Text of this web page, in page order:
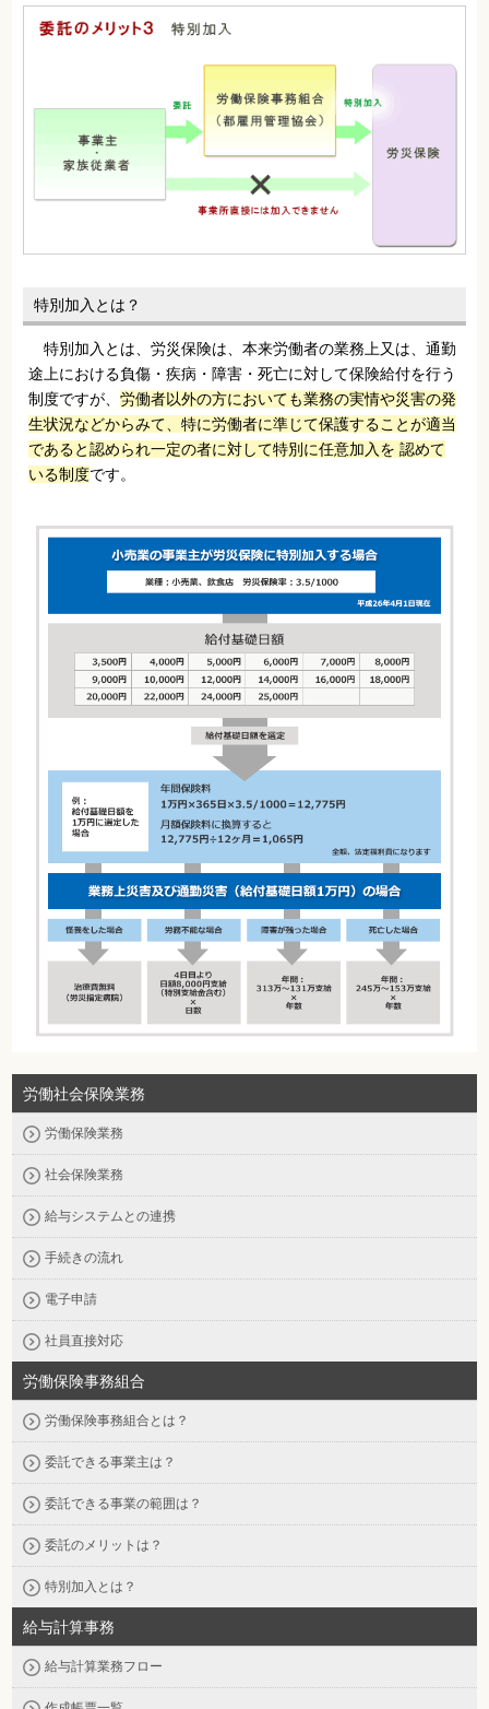
特別加入とは？
特別加入とは、労災保険は、本来労働者の業務上又は、通勤
途上における負傷・疾病・障害・死亡に対して保険給付を行う
制度ですが、労働者以外の方においても業務の実情や災害の発
生状況などからみて、特に労働者に準じて保護することが適当
であると認められ一定の者に対して特別に任意加入を 認めて
いる制度です。
労働社会保険業務
労働保険業務
社会保険業務
給与システムとの連携
手続きの流れ
電子申請
社員直接対応
労働保険事務組合
労働保険事務組合とは？
委託できる事業主は？
委託できる事業の範囲は？
委託のメリットは？
特別加入とは？
給与計算事務
給与計算業務フロー